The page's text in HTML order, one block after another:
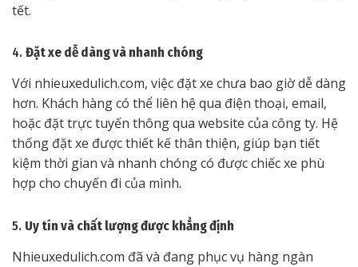
tết.
4. Đặt xe dễ dàng và nhanh chóng
Với nhieuxedulich.com, việc đặt xe chưa bao giờ dễ dàng
hơn. Khách hàng có thể liên hệ qua điện thoại, email,
hoặc đặt trực tuyến thông qua website của công ty. Hệ
thống đặt xe được thiết kế thân thiện, giúp bạn tiết
kiệm thời gian và nhanh chóng có được chiếc xe phù
hợp cho chuyến đi của mình.
5. Uy tín và chất lượng được khẳng định
Nhieuxedulich.com đã và đang phục vụ hàng ngàn